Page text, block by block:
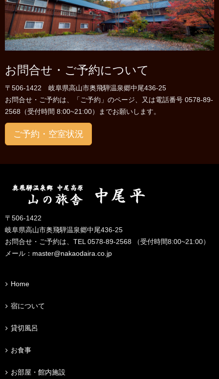
お問合せ・ご予約について
〒506-1422 岐阜県高山市奥飛騨温泉郷中尾436-25
お問合せ・ご予約は、「ご予約」のページ、又は電話番号 0578-89-
2568（受付時間 8:00~21:00）までお願いします。
ご予約・空室状況
〒506-1422
岐阜県高山市奥飛騨温泉郷中尾436-25
お問合せ・ご予約は、TEL 0578-89-2568 （受付時間8:00~21:00）
メール： master@nakaodaira.co.jp
Home
宿について
貸切風呂
お食事
お部屋・館内施設